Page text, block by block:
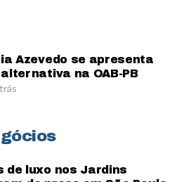
Azevedo se apresenta
na OAB-PB
de luxo nos Jardins